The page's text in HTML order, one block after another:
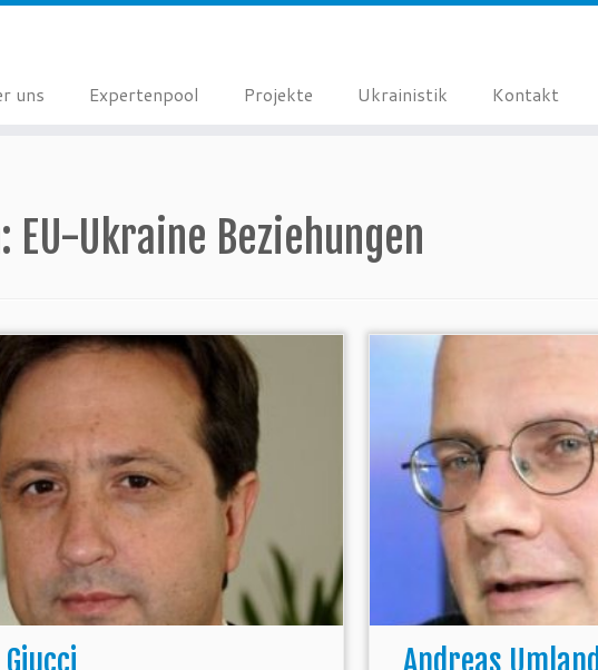
uns Expertenpool Projekte Ukrainistik Kontakt
EU-Ukraine Beziehungen
Andreas Umland